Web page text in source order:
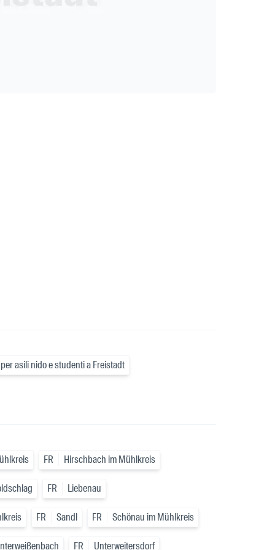
per asili nido e studenti a Freistadt
FR Hirschbach im Mühlkreis
FR Liebenau
FR Sandl FR Schönau im Mühlkreis
FR Unterweitersdorf